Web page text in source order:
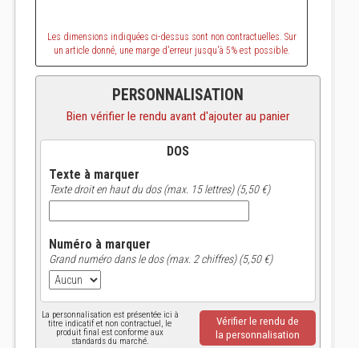
Les dimensions indiquées ci-dessus sont non contractuelles. Sur
un article donné, une marge d'erreur jusqu'à 5% est possible.
PERSONNALISATION
Bien vérifier le rendu avant d'ajouter au panier
DOS
Texte à marquer
Texte droit en haut du dos (max. 15 lettres) (5,50 €)
Numéro à marquer
Grand numéro dans le dos (max. 2 chiffres) (5,50 €)
La personnalisation est présentée ici à
titre indicatif et non contractuel, le
produit final est conforme aux
standards du marché.
Vérifier le rendu de
la personnalisation